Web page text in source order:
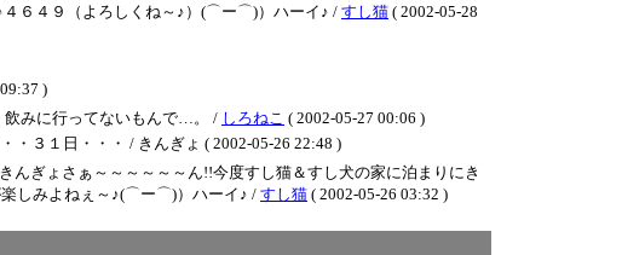
４６４９（よろしくね～♪）(⌒ー⌒)）ハーイ♪ / すし猫 ( 2002-05-28
)
みに行ってないもんで…。 / しろねこ ( 2002-05-27 00:06 )
３１日・・・ / きんぎょ ( 2002-05-26 22:48 )
ぎょさぁ～～～～～～ん!!今度すし猫＆すし犬の家に泊まりにき
しみよねぇ～♪(⌒ー⌒)）ハーイ♪ / すし猫 ( 2002-05-26 03:32 )